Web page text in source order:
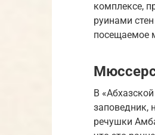
комплексе,
руинами
посещаемое
В
заповедник,
речушки